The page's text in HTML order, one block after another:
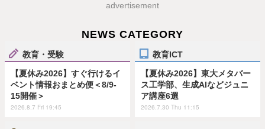
advertisement
NEWS CATEGORY
教育・受験
【夏休み2026】すぐ行けるイ
ベント情報おまとめ便＜8/9-
15開催＞
2026.8.7 Fri 19:45
教育ICT
【夏休み2026】東大メタバー
ス工学部、生成AIなどジュニ
ア講座6選
2026.7.30 Thu 11:15